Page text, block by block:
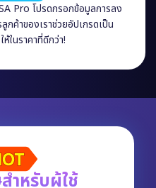
Pro โปรดกรอกข้อมูลการลง
กค้าของเราช่วยอัปเกรดเป็น
ในราคาที่ดีกว่า!
ำหรับผู้ใช้